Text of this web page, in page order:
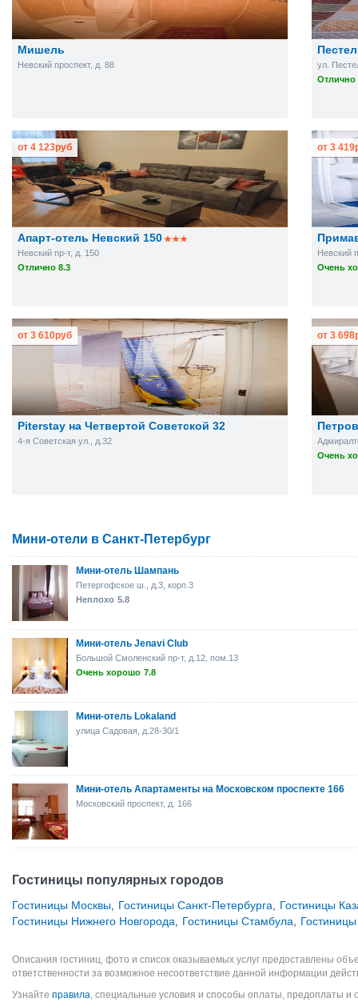
Мишель
Невский проспект, д. 88
ул.
Отлично
Апарт-отель Невский 150
Невский пр-т, д. 150
Отлично 8.3
от 4 123руб
Невский
Очень
от 3 419
Piterstay на Четвертой Советской 32
4-я Советская ул., д.32
от 3 610руб
Очень
от 3 698
Мини-отели в Санкт-Петербург
Мини-отель Шампань
Петергофское ш., д.3, корп.3
Неплохо 5.8
Мини-отель Jenavi Club
Большой Смоленский пр-т, д.12, пом.13
Очень хорошо 7.8
Мини-отель Lokaland
улица Садовая, д.28-30/1
Мини-отель Апартаменты на Московском проспекте 166
Московский проспект, д. 166
Гостиницы популярных городов
Гостиницы Москвы Гостиницы Санкт-Петербурга
Гостиницы
Гостиницы Нижнего Новгорода
Гостиницы Стамбула
Описания гостиниц, фото и список оказываемых услуг предоставлены
ответственности за возможное несоответствие данной информации
Узнайте правила, специальные условия и способы оплаты, предоплаты и